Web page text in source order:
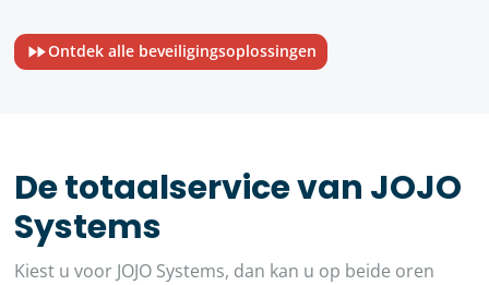
Ontdek alle beveiligingsoplossingen
De totaalservice van JOJO
Systems
Kiest u voor JOJO Systems, dan kan u op beide oren